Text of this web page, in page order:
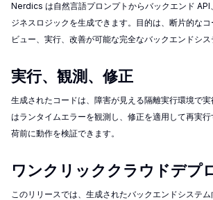
Nerdics は自然言語プロンプトからバックエンド API
ジネスロジックを生成できます。目的は、断片的な
ビュー、実行、改善が可能な完全なバックエンドシス
実行、観測、修正
生成されたコードは、障害が見える隔離実行環境で
はランタイムエラーを観測し、修正を適用して再実
荷前に動作を検証できます。
ワンクリッククラウドデプ
このリリースでは、生成されたバックエンドシステ